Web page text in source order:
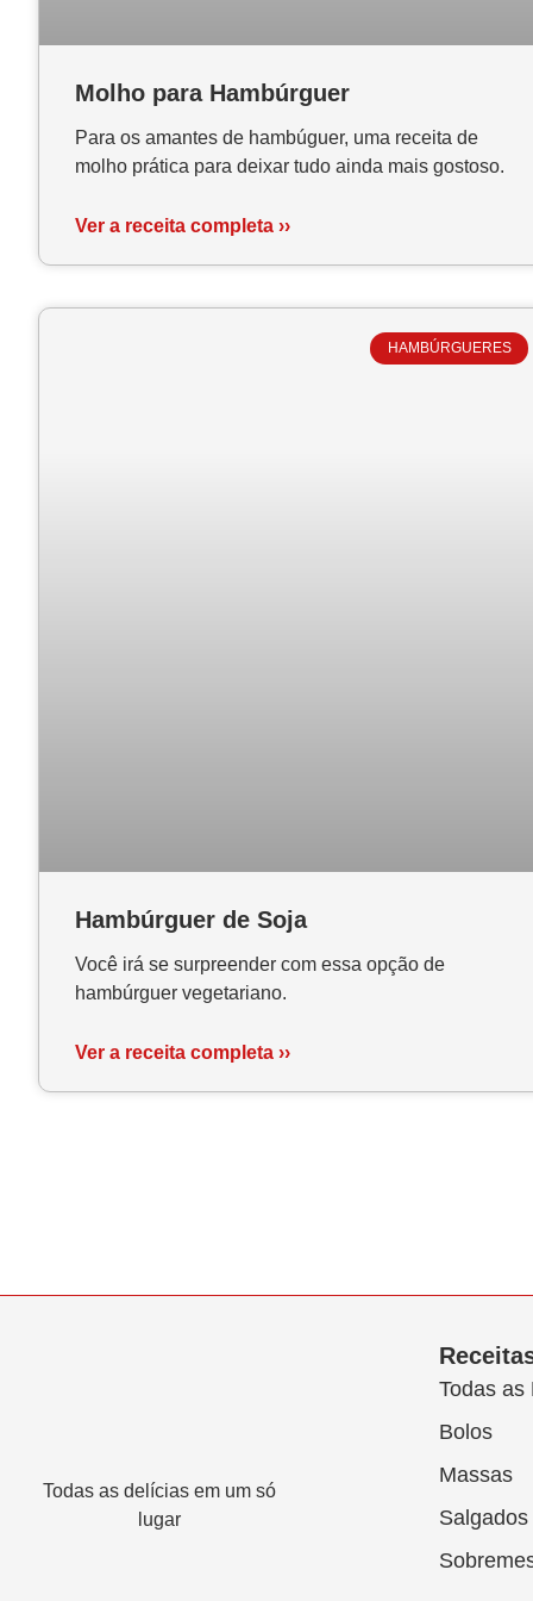
Molho para Hambúrguer
Para os amantes de hambúguer, uma receita de
molho prática para deixar tudo ainda mais gostoso.
Ver a receita completa ››
HAMBÚRGUERES
Hambúrguer de Soja
Você irá se surpreender com essa opção de
hambúrguer vegetariano.
Ver a receita completa ››
Todas as delícias em um só
lugar
Todas as
Bolos
Massas
Salgados